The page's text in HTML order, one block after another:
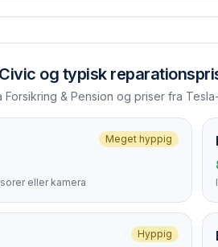
og typisk
Forsikring & Pension og priser fra
Meget hyppig
eller kamera
Hyppig